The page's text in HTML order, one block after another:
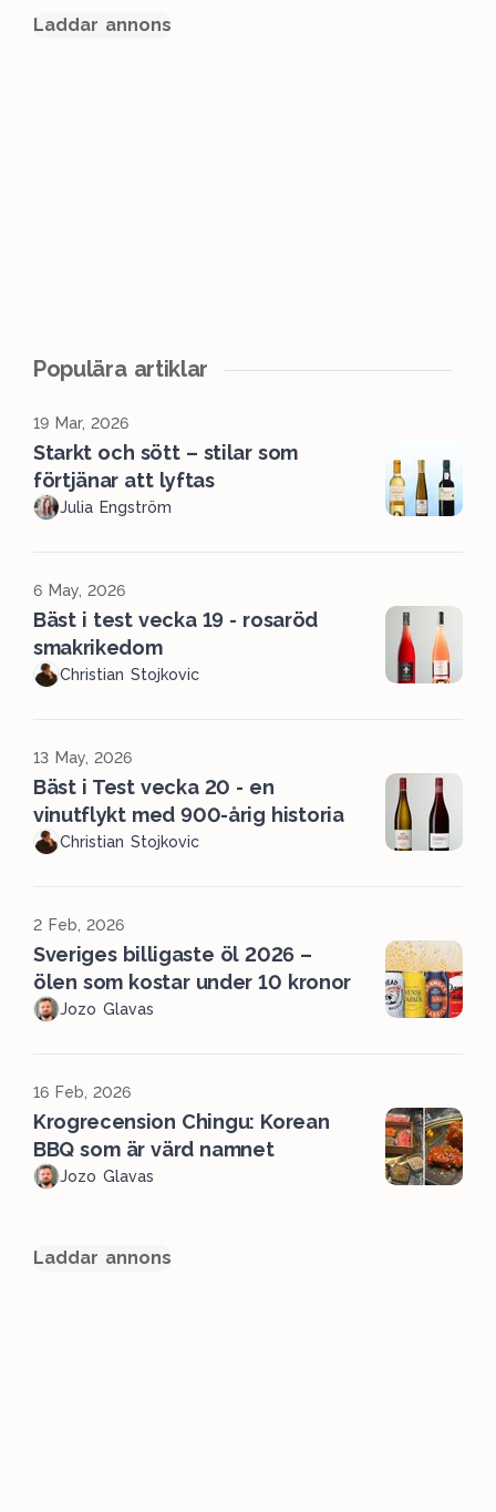
Laddar annons
Populära artiklar
19 Mar, 2026
Starkt och sött – stilar som
förtjänar att lyftas
Julia Engström
6 May, 2026
Bäst i test vecka 19 - rosaröd
smakrikedom
Christian Stojkovic
13 May, 2026
Bäst i Test vecka 20 - en
vinutflykt med 900-årig historia
Christian Stojkovic
2 Feb, 2026
Sveriges billigaste öl 2026 –
ölen som kostar under 10 kronor
Jozo Glavas
16 Feb, 2026
Krogrecension Chingu: Korean
BBQ som är värd namnet
Jozo Glavas
Laddar annons